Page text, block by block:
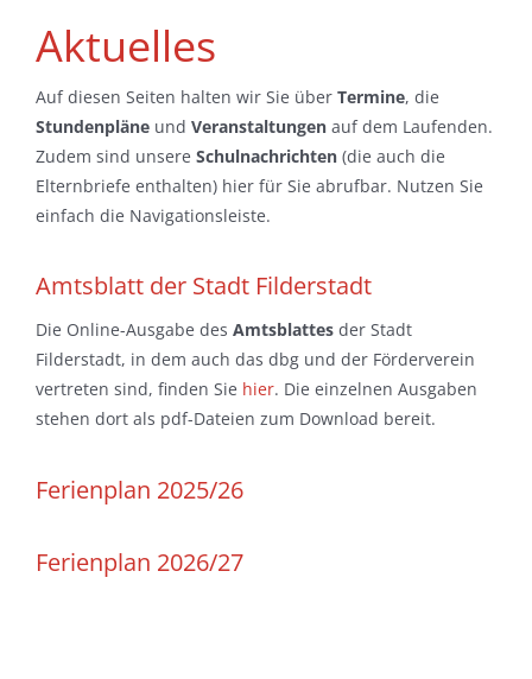
Aktuelles
Auf diesen Seiten halten wir Sie über Termine, die
Stundenpläne und Veranstaltungen auf dem Laufenden.
Zudem sind unsere Schulnachrichten (die auch die
Elternbriefe enthalten) hier für Sie abrufbar. Nutzen Sie
einfach die Navigationsleiste.
Amtsblatt der Stadt Filderstadt
Die Online-Ausgabe des Amtsblattes der Stadt
Filderstadt, in dem auch das dbg und der Förderverein
vertreten sind, finden Sie hier. Die einzelnen Ausgaben
stehen dort als pdf-Dateien zum Download bereit.
Ferienplan 2025/26
Ferienplan 2026/27